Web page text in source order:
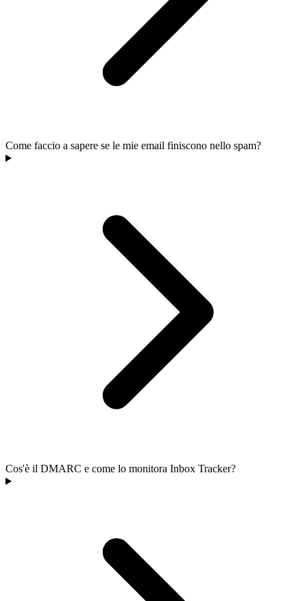
Come faccio a sapere se le mie email finiscono nello spam?
Cos'è il DMARC e come lo monitora Inbox Tracker?